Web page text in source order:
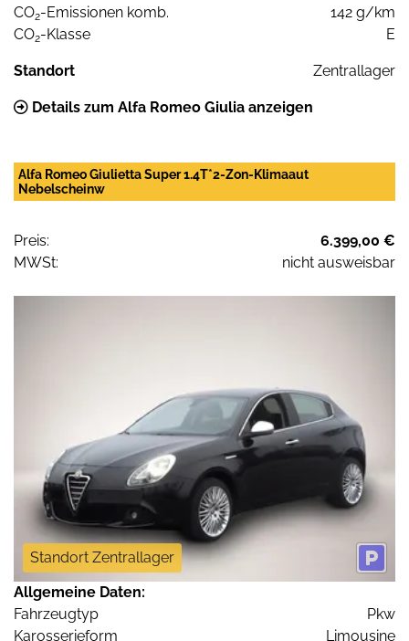
CO2-Emissionen komb.
142 g/km
CO2-Klasse E
Standort Zentrallager
Details zum Alfa Romeo Giulia anzeigen
Alfa Romeo Giulietta Super 1.4T*2-Zon-Klimaaut
Nebelscheinw
Preis:
6.399,00 €
MWSt:
nicht ausweisbar
Standort Zentrallager
Allgemeine Daten:
Fahrzeugtyp
Pkw
Karosserieform
Limousine